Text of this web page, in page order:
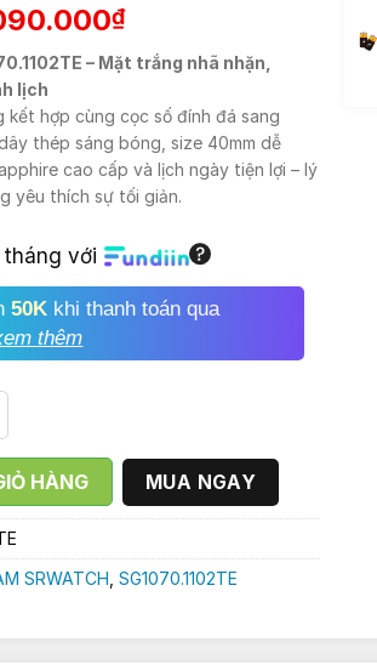
₫Giá
hiện
tại
là:
2.090.000₫.
– Mặt trắng nhã nhặn,
lịch
kết hợp cùng cọc số đính đá sang
thép sáng bóng, size 40mm dễ
cao cấp và lịch ngày tiện lợi – lý
yêu thích sự tối giản.
tháng với
50K khi thanh toán qua
thêm
HÀNG MUA NGAY
SRWATCH SG1070.1102TE